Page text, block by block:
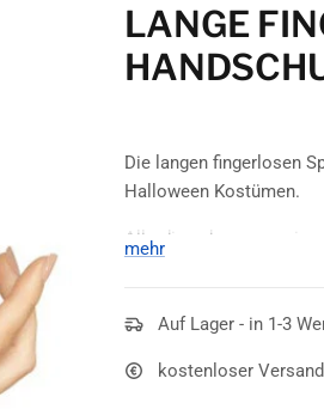
LANGE
Die langen fingerlosen
Halloween Kostümen.
Allerdings kommen sie
und an einen Blick auf
beispielsweise zu einem
mehr
Auf Lager - in 1-3
kostenloser